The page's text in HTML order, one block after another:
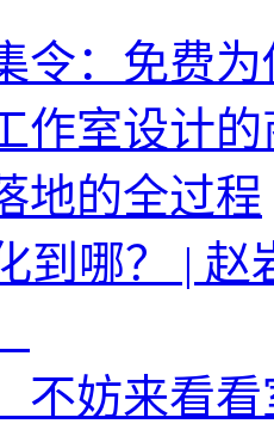
令：免费
作室设计
地的全过程
到哪？ |
不妨来看